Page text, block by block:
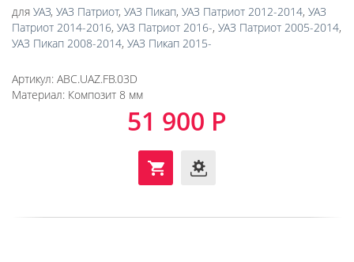
для УАЗ, УАЗ Патриот, УАЗ Пикап, УАЗ Патриот 2012-2014, УАЗ
Патриот 2014-2016, УАЗ Патриот 2016-, УАЗ Патриот 2005-2014,
УАЗ Пикап 2008-2014, УАЗ Пикап 2015-
Артикул: ABC.UAZ.FB.03D
Материал: Композит 8 мм
51 900 Р